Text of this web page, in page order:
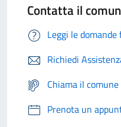
Contatta il
Leggi le
Richiedi
Chiama il
Prenota un